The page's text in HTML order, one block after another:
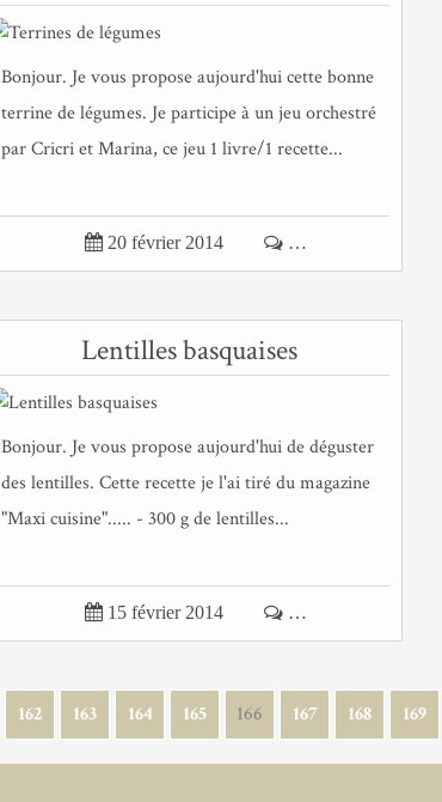
Bonjour. Je vous propose aujourd'hui cette bonne
terrine de légumes. Je participe à un jeu orchestré
par Cricri et Marina, ce jeu 1 livre/1 recette...
 20 février 2014  …
Lentilles basquaises
Bonjour. Je vous propose aujourd'hui de déguster
des lentilles. Cette recette je l'ai tiré du magazine
"Maxi cuisine"..... - 300 g de lentilles...
 15 février 2014  …
162 163 164 165 166 167 168 169